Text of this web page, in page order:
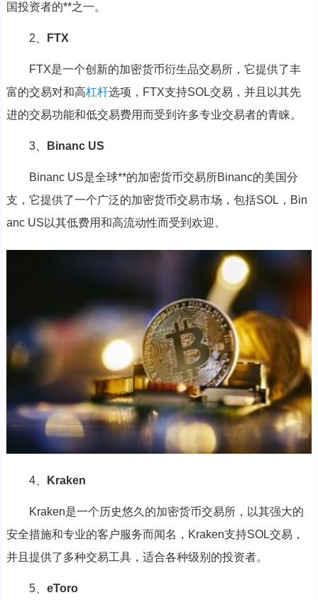
国投资者的**之一。
2、 FTX
FTX是一个创新的加密货币衍生品交易所，它提供了丰
富的交易对和高杠杆选项，FTX支持SOL交易，并且以其先
进的交易功能和低交易费用而受到许多专业交易者的青睐。
3、 Binanc US
Binanc US是全球**的加密货币交易所Binanc的美国分
支，它提供了一个广泛的加密货币交易市场，包括SOL，Bin
anc US以其低费用和高流动性而受到欢迎。
4、 Kraken
Kraken是一个历史悠久的加密货币交易所，以其强大的
安全措施和专业的客户服务而闻名，Kraken支持SOL交易，
并且提供了多种交易工具，适合各种级别的投资者。
5、 eToro